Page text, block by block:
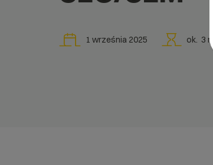
1 września 2025 ok. 3